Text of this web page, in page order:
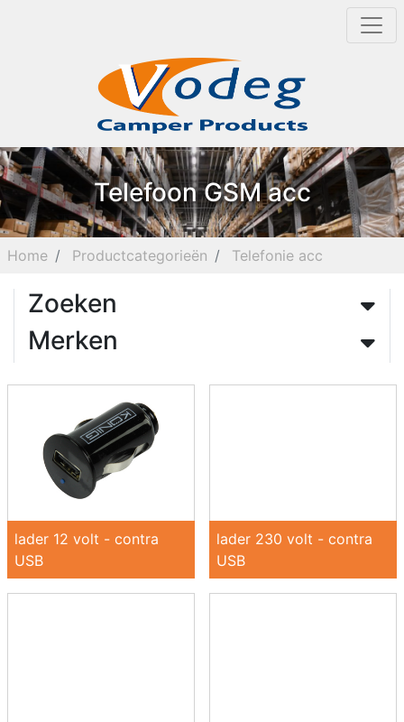
Telefoon GSM acc
Home Productcategorieën Telefonie acc
Zoeken
Merken
lader 12 volt - contra
USB
lader 230 volt - contra
USB